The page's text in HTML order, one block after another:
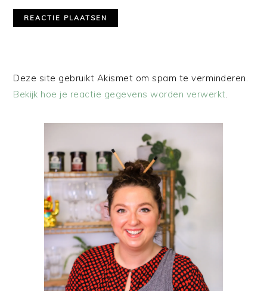
Deze site gebruikt Akismet om spam te verminderen.
Bekijk hoe je reactie gegevens worden verwerkt.